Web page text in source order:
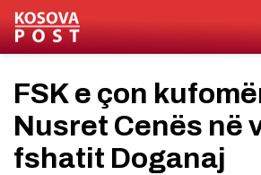
FSK e çon
Nusret Cenës në
fshatit Doganaj